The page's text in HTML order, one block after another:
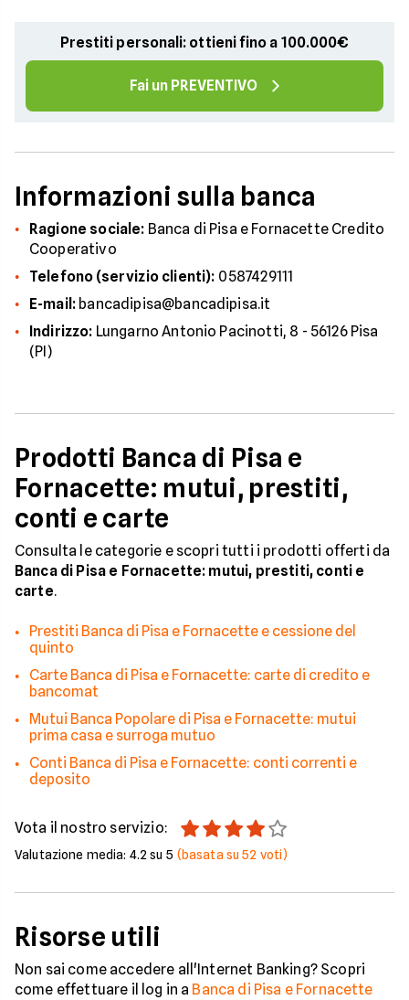
Prestiti personali: ottieni fino a 100.000€
Fai un PREVENTIVO
Informazioni sulla banca
Ragione sociale: Banca di Pisa e Fornacette Credito
Cooperativo
Telefono (servizio clienti): 0587429111
E-mail: bancadipisa@bancadipisa.it
Indirizzo: Lungarno Antonio Pacinotti, 8 - 56126 Pisa
(PI)
Prodotti Banca di Pisa e
Fornacette: mutui, prestiti,
conti e carte
Consulta le categorie e scopri tutti i prodotti offerti da
Banca di Pisa e Fornacette: mutui, prestiti, conti e
carte.
Prestiti Banca di Pisa e Fornacette e cessione del
quinto
Carte Banca di Pisa e Fornacette: carte di credito e
bancomat
Mutui Banca Popolare di Pisa e Fornacette: mutui
prima casa e surroga mutuo
Conti Banca di Pisa e Fornacette: conti correnti e
deposito
Vota il nostro servizio:
Valutazione media: 4.2 su 5 (basata su52 voti)
Risorse utili
Non sai come accedere all'Internet Banking? Scopri
come effettuare il log in a Banca di Pisa e Fornacette